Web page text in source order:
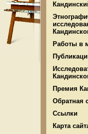
Работы в
Премия
Обратная
Ссылки
Карта